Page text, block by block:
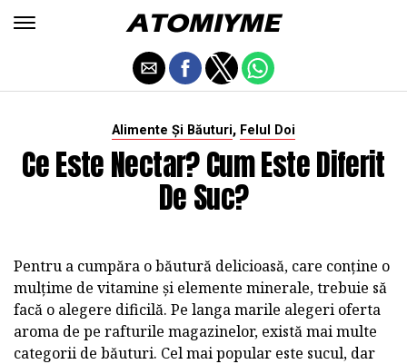
Alimente Și Băuturi, Felul Doi
Ce Este Nectar? Cum Este Diferit
De Suc?
Pentru a cumpăra o băutură delicioasă, care conține o
mulțime de vitamine și elemente minerale, trebuie să
facă o alegere dificilă. Pe langa marile alegeri oferta
aroma de pe rafturile magazinelor, există mai multe
categorii de băuturi. Cel mai popular este sucul, dar